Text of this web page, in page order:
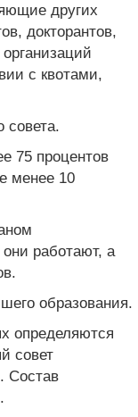
других
докторантов,
с квотами,
совета.
75 процентов
менее 10
работают, а
образования.
определяются
совет
Состав